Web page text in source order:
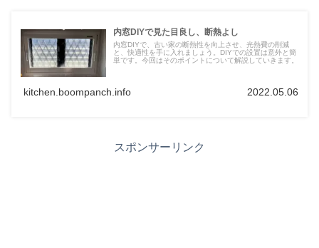
内窓DIYで見た目良し、断熱よし
内窓DIYで、古い家の断熱性を向上させ、光熱費の削減
と、快適性を手に入れましょう。DIYでの設置は意外と簡
単です。今回はそのポイントについて解説していきます。
kitchen.boompanch.info 2022.05.06
スポンサーリンク